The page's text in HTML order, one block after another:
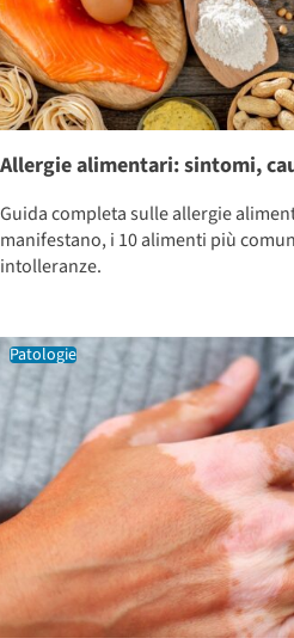
Allergie alimentari: sintomi,
Guida completa sulle allergie
manifestano, i 10 alimenti più
intolleranze.
Patologie